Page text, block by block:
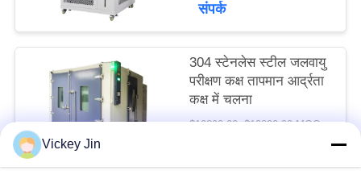
संपर्क
304 स्टेनलेस स्टील जलवायु
परीक्षण कक्ष तापमान आर्द्रता
कक्ष में चलना
$10890.00- $19890.00 MOQ:1 सेट
Vickey Jin